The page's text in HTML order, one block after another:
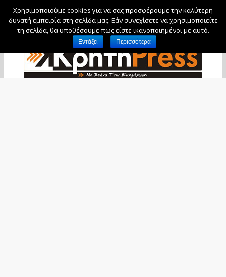
Σάββατο, 8 Αυγούστου, 2026
Χρησιμοποιούμε cookies για να σας προσφέρουμε την καλύτερη
δυνατή εμπειρία στη σελίδα μας. Εάν συνεχίσετε να χρησιμοποιείτε
τη σελίδα, θα υποθέσουμε πως είστε ικανοποιημένοι με αυτό.
Εντάξει Περισσότερα